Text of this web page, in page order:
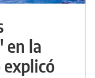
en la